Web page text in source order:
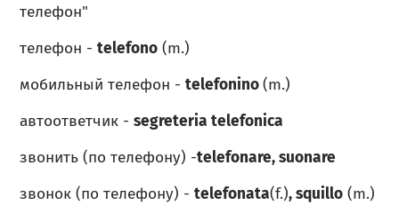
телефон"
телефон -telefono (m.)
мобильный телефон -telefonino(m.)
автоответчик -segreteriatelefonica
звонить (по телефону) -telefonare,suonare
звонок (по телефону) -telefonata(f.),squillo (m.)